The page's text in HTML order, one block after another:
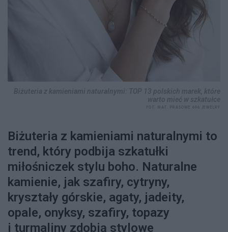
Biżuteria z kamieniami naturalnymi to
trend, który podbija szkatułki
miłośniczek stylu boho. Naturalne
kamienie, jak szafiry, cytryny,
kryształy górskie, agaty, jadeity,
opale, onyksy, szafiry, topazy
i turmaliny zdobią stylowe